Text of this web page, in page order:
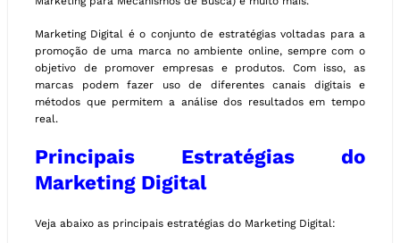
Marketing Digital é o conjunto de estratégias voltadas para a
promoção de uma marca no ambiente online, sempre com o
objetivo de promover empresas e produtos. Com isso, as
marcas podem fazer uso de diferentes canais digitais e
métodos que permitem a análise dos resultados em tempo
real.
Principais Estratégias do
Marketing Digital
Veja abaixo as principais estratégias do Marketing Digital: